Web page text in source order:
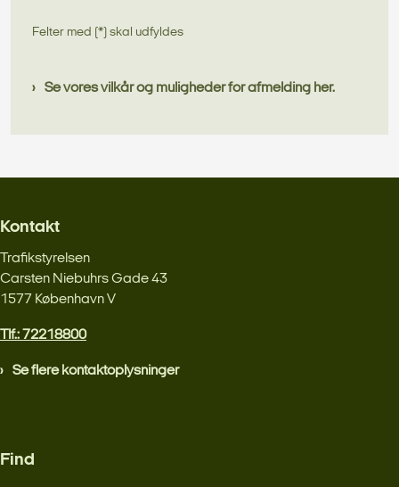
Felter med (*) skal udfyldes
Se vores vilkår og muligheder for afmelding her.
Kontakt
Trafikstyrelsen
Carsten Niebuhrs Gade 43
1577 København V
Tlf.: 72218800
Se flere kontaktoplysninger
Find